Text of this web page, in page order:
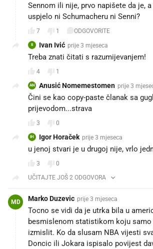
Sennom ili nije, prvo napišete da je,
uspjelo ni Schumacheru ni Senni?
7 1 ODGOVORITE
II Ivan Ivić prije 3 mjeseca
Treba znati čitati s razumijevanjem!
4 1
AN Anusić Nomemestomen prije 3
Čini se kao copy-paste članak sa gugl
prijevodom...strava
3 0
IH Igor Horaček prije 3 mjeseca
u jenoj stvari je u drugoj nije, vrlo
3
0
UČITAJTE JOŠ 2 ODGOVORA
MD Marko Duzevic prije 3 mjeseca
Tocno se vidi da je utrka bila u
besmislenom statistikom koju
izmislit. Ko da slusam NBA vijesti
Doncic ili Jokara ispisalo povijest